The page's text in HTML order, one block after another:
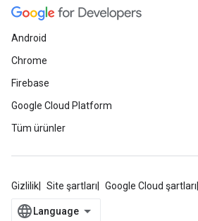
Android
Chrome
Firebase
Google Cloud Platform
Tüm ürünler
Gizlilik Site şartları Google Cloud şartları